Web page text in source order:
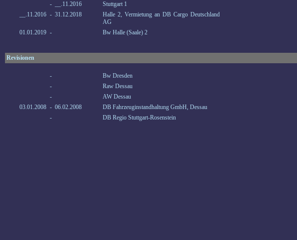
-
__.11.2016
Stuttgart 1
__.11.2016 - 31.12.2018
Halle 2, Vermietung an DB Cargo Deutschland
AG
01.01.2019 - Bw Halle (Saale) 2
Revisionen
- Bw Dresden
-
Raw Dessau
-
AW Dessau
03.01.2008 - 06.02.2008 DB Fahrzeuginstandhaltung GmbH, Dessau
-
DB Regio Stuttgart-Rosenstein